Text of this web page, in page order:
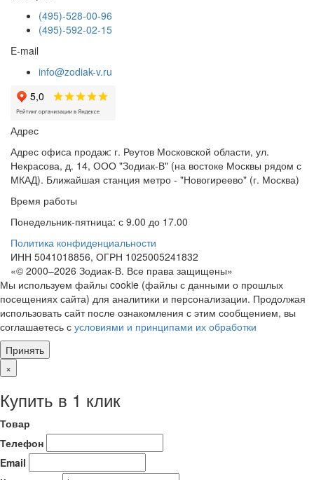
(495)-528-00-96
(495)-592-02-15
E-mail
info@zodiak-v.ru
Адрес
Адрес офиса продаж: г. Реутов Московской области, ул.
Некрасова, д. 14, ООО "Зодиак-В" (на востоке Москвы рядом с
МКАД). Ближайшая станция метро - "Новогиреево" (г. Москва)
Время работы
Понедельник-пятница: с 9.00 до 17.00
Политика конфиденциальности
ИНН 5041018856, ОГРН 1025005241832
«© 2000–2026 Зодиак-В. Все права защищены»
Мы используем файлы cookie (файлы с данными о прошлых
посещениях сайта) для аналитики и персонализации. Продолжая
использовать сайт после ознакомления с этим сообщением, вы
соглашаетесь с условиями и принципами их обработки
Принять
×
Купить в 1 клик
Товар
Телефон
Email